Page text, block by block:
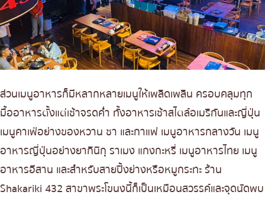
ส่วนเมนูอาหารก็มีหลากหลายเมนูให้เพลิดเพลิน ครอบคลุมทุก
มื้ออาหารตั้งแต่เช้าจรดค่ำ ทั้งอาหารเช้าสไตล์อเมริกันและญี่ปุ่น
เมนูคาเฟ่อย่างของหวาน ชา และกาแฟ เมนูอาหารกลางวัน เมนู
อาหารญี่ปุ่นอย่างยากินิกุ ราเมง แกงกะหรี่ เมนูอาหารไทย เมนู
อาหารอีสาน และสำหรับสายปิ้งย่างหรือหมูกระทะ ร้าน
Shakariki 432 สาขาพระโขนงนี้ก็เป็นเหมือนสวรรค์และจุดนัดพบ